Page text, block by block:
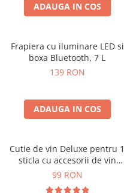
ADAUGA IN COS
Frapiera cu iluminare LED si
boxa Bluetooth, 7 L
139 RON
ADAUGA IN COS
Cutie de vin Deluxe pentru 1
sticla cu accesorii de vin
incluse piele ecologica de
99 RON